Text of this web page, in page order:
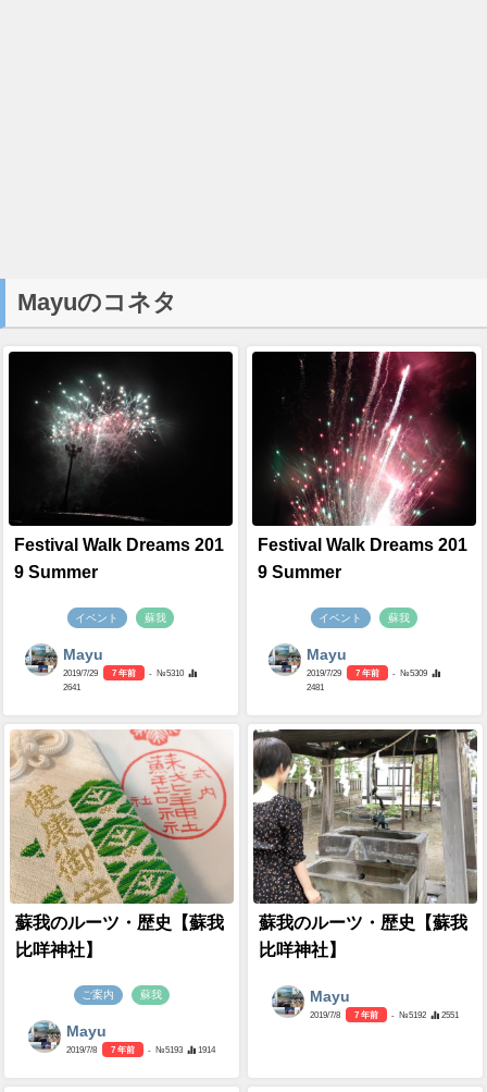
Mayuのコネタ
Festival Walk Dreams 201
9 Summer
イベント 蘇我
Mayu
2019/7/29 7 年前
- №5310
2641
Festival Walk Dreams 201
9 Summer
イベント 蘇我
Mayu
2019/7/29 7 年前
- №5309
2481
蘇我のルーツ・歴史【蘇我
比咩神社】
ご案内 蘇我
Mayu
2019/7/8 7 年前 - №5193 1914
蘇我のルーツ・歴史【蘇我
比咩神社】
Mayu
2019/7/8 7 年前 - №5192 2551